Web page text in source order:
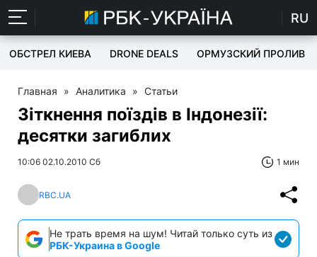
RU
ОБСТРЕЛ КИЕВА DRONE DEALS ОРМУЗСКИЙ ПРОЛИВ
Главная » Аналитика » Статьи
Зіткнення поїздів в Індонезії:
десятки загиблих
10:06 02.10.2010 Сб 1 мин
RBC.UA
Не трать время на шум! Читай только суть из
РБК-Украина в Google